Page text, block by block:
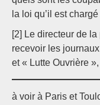
la loi qu’il est
[2] Le directeur de
recevoir les
et « Lutte Ouvrière
à voir à Paris et